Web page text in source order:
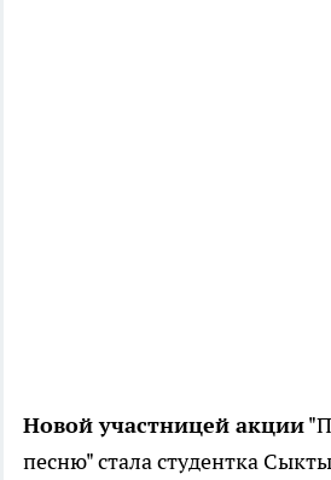
Новой участницей акции
песню" стала студентка